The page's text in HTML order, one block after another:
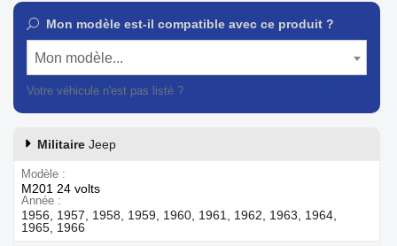
Mon modèle est-il compatible avec ce produit ?
Mon modèle...
Votre véhicule n'est pas listé ?
Militaire Jeep
Modèle
M201 24 volts
Année
1956, 1957, 1958, 1959, 1960, 1961, 1962, 1963, 1964,
1965, 1966